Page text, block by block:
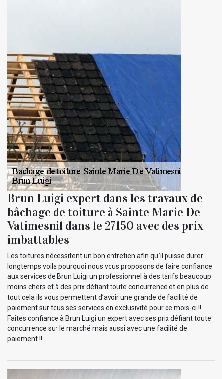
Brun Luigi expert dans les travaux de
bâchage de toiture à Sainte Marie De
Vatimesnil dans le 27150 avec des prix
imbattables
Les toitures nécessitent un bon entretien afin qu`il puisse durer
longtemps voila pourquoi nous vous proposons de faire confiance
aux services de Brun Luigi un professionnel à des tarifs beaucoup
moins chers et à des prix défiant toute concurrence et en plus de
tout cela ils vous permettent d’avoir une grande de facilité de
paiement sur tous ses services en exclusivité pour ce mois-ci !!
Faites confiance à Brun Luigi un expert avec ses prix défiant toute
concurrence sur le marché mais aussi avec une facilité de
paiement !!